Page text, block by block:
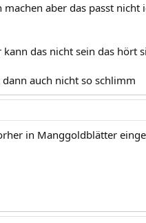
aber das passt nicht
das nicht sein das hört
auch nicht so schlimm
in Manggoldblätter